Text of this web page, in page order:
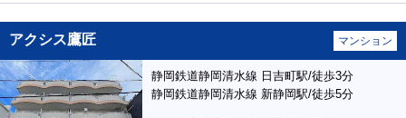
アクシス鷹匠 マンション
静岡鉄道静岡清水線 日吉町駅/徒歩3分
静岡鉄道静岡清水線 新静岡駅/徒歩5分